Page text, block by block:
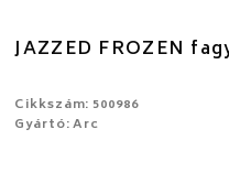
JAZZED FROZEN
Cikkszám: 500986
Gyártó: Arc